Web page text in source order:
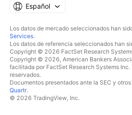
Español
Los datos de mercado seleccionados han
Services.
Los datos de referencia seleccionados han
Copyright © 2026 FactSet Research
Copyright © 2026, American Bankers
facilitada por FactSet Research Systems Inc.
reservados.
Documentos presentados ante la SEC y
Quartr.
© 2026 TradingView, Inc.